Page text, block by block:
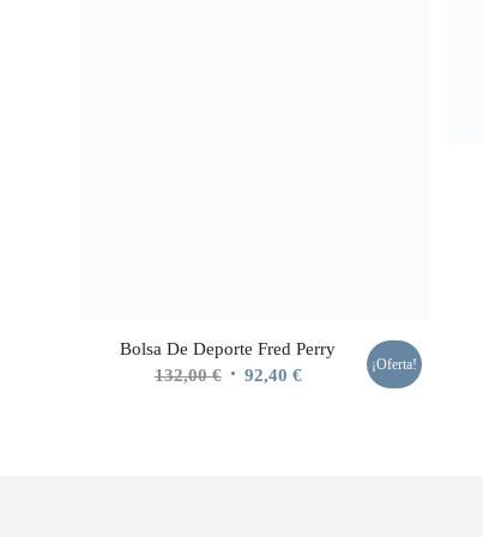
Bolsa De Deporte Fred Perry
132,00€ El 92,40 €El
¡Oferta!